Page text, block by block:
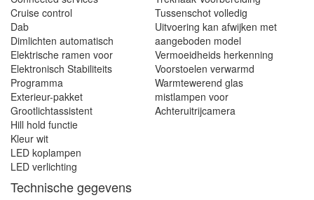
Cruise control
Dab
Dimlichten automatisch
Elektrische ramen voor
Elektronisch Stabiliteits
Programma
Exterieur-pakket
Grootlichtassistent
Hill hold functie
Kleur wit
LED koplampen
LED verlichting
Tussenschot volledig
Uitvoering kan afwijken met
aangeboden model
Vermoeidheids herkenning
Voorstoelen verwarmd
Warmtewerend glas
mistlampen voor
Achteruitrijcamera
Technische gegevens